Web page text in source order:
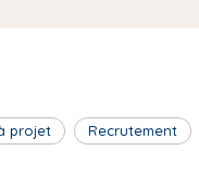
projet Recrutement